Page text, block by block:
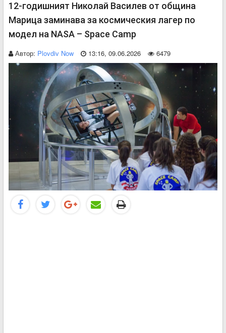
12-годишният Николай Василев от община
Марица заминава за космическия лагер по
модел на NASA – Space Camp
Автор: Plovdiv Now 13:16, 09.06.2026 6479